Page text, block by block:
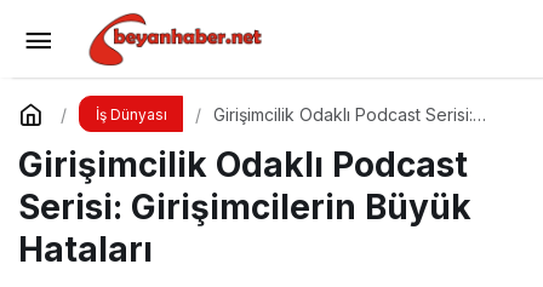
İş Dünyası
Girişimcilik Odaklı Podcast Serisi:
Girişimcilik Odaklı Podcast
Serisi: Girişimcilerin Büyük
Hataları
Yapay Zekâ Çağında Yeni Altın
Yorum Yap